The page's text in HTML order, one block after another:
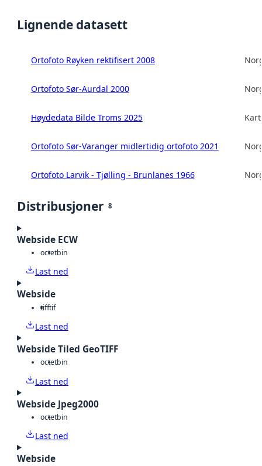
Lignende datasett
Ortofoto Røyken rektifisert 2008
Ortofoto Sør-Aurdal 2000
Høydedata Bilde Troms 2025
Ortofoto Sør-Varanger midlertidig ortofoto 2021
Ortofoto Larvik - Tjølling - Brunlanes 1966
Distribusjoner 8
Webside ECW
octetbin
Last ned
Webside
tifftif
Last ned
Webside Tiled GeoTIFF
octetbin
Last ned
Webside Jpeg2000
octetbin
Last ned
Webside